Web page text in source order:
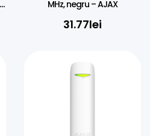
MHz, negru – AJAX
31.77lei